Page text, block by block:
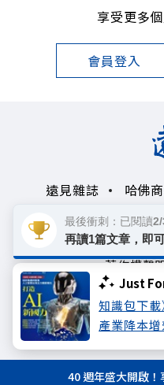
Just
知識包下
產業降本
享受更多
會員登入
遠見雜誌 哈佛
未來親子學習平台
著作權聲
遠見天下文化出版股份
40 週年盛大開啟
最後衝刺：已閱讀
再讀1篇文章，即